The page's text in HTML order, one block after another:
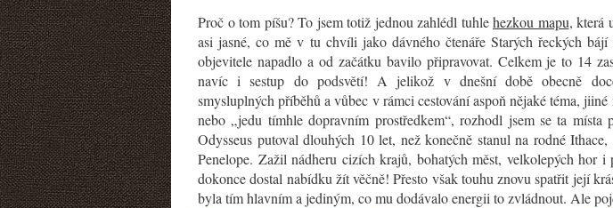
Proč o tom píšu? To jsem totiž jednou zahlédl tuhlehezkou mapu, která
asi jasné, co mě v tu chvíli jako dávného čtenáře Starých řeckých
objevitele napadlo a od začátku bavilo připravovat. Celkem je to 14
navíc i sestup do podsvětí! A jelikož v dnešní době obecně
smysluplných příběhů a vůbec v rámci cestování aspoň nějaké téma,
nebo „jedu tímhle dopravním prostředkem“, rozhodl jsem se ta místa
Odysseus putoval dlouhých 10 let, než konečně stanul na rodné
Penelope. Zažil nádheru cizích krajů, bohatých měst, velkolepých hor i
dokonce dostal nabídku žít věčně! Přesto však touhu znovu spatřit její
byla tím hlavním a jediným, co mu dodávalo energii to zvládnout. Ale